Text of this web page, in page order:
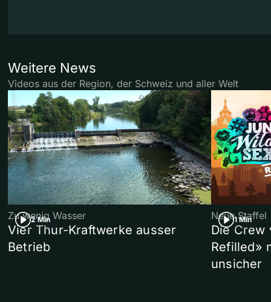
Weitere News
Videos aus der Region, der Schweiz und aller Welt
2 Min
Zu wenig Wasser
Vier Thur-Kraftwerke ausser
Betrieb
1 Min
Neue Staffel
Die Crew
Refilled»
unsicher